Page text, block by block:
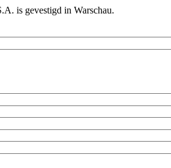
is gevestigd in Warschau.